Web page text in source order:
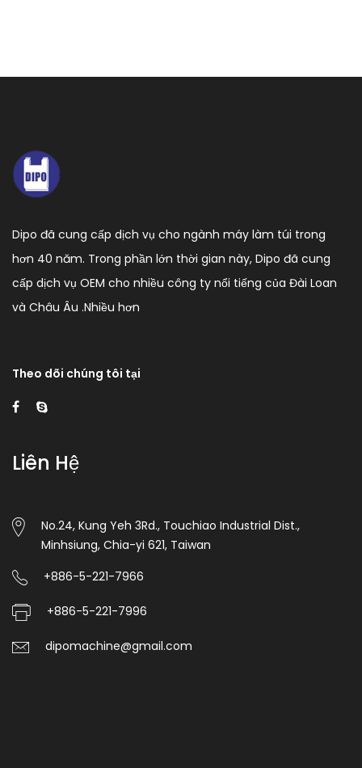
Dipo đã cung cấp dịch vụ cho ngành máy làm túi trong
hơn 40 năm. Trong phần lớn thời gian này, Dipo đã cung
cấp dịch vụ OEM cho nhiều công ty nổi tiếng của Đài Loan
và Châu Âu .Nhiều hơn
Theo dõi chúng tôi tại
Liên Hệ
No.24, Kung Yeh 3Rd., Touchiao Industrial Dist.,
Minhsiung, Chia-yi 621, Taiwan
+886-5-221-7966
+886-5-221-7996
dipomachine@gmail.com